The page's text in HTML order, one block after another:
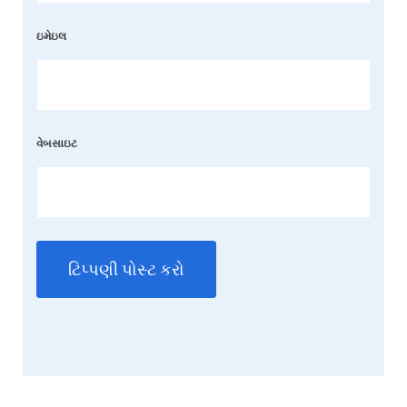
ઇમેઇલ
વેબસાઇટ